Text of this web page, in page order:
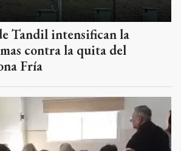
Tandil intensifican la
contra la quita del
Fría